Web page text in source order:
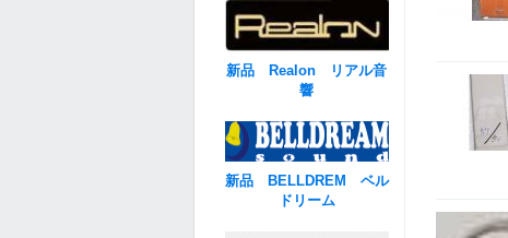
新品 Realon リアル音
響
新品 BELLDREM ベル
ドリーム